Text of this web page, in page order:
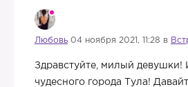
Любовь 04 ноября 2021, 11:28 в
Здравстуйте, милый девушки!
чудесного города Тула!